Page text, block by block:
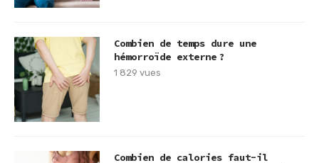
Combien de temps dure une
hémorroïde externe ?
1 829 vues
Combien de calories faut-il